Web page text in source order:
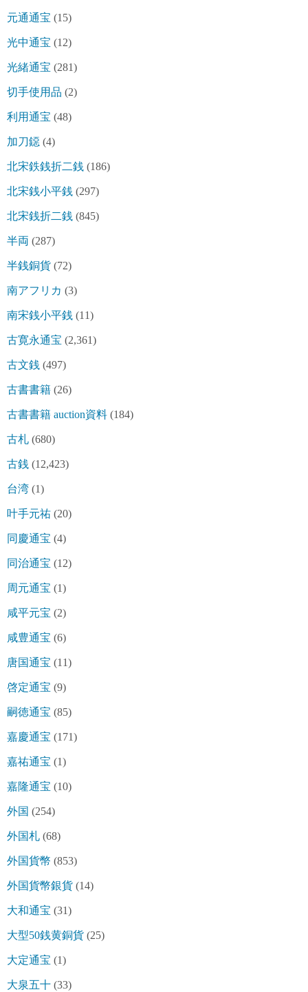
元通通宝 (15)
光中通宝 (12)
光緒通宝 (281)
切手使用品 (2)
利用通宝 (48)
加刀鐚 (4)
北宋鉄銭折二銭 (186)
北宋銭小平銭 (297)
北宋銭折二銭 (845)
半両 (287)
半銭銅貨 (72)
南アフリカ (3)
南宋銭小平銭 (11)
古寛永通宝 (2,361)
古文銭 (497)
古書書籍 (26)
古書書籍 auction資料 (184)
古札 (680)
古銭 (12,423)
台湾 (1)
叶手元祐 (20)
同慶通宝 (4)
同治通宝 (12)
周元通宝 (1)
咸平元宝 (2)
咸豊通宝 (6)
唐国通宝 (11)
啓定通宝 (9)
嗣徳通宝 (85)
嘉慶通宝 (171)
嘉祐通宝 (1)
嘉隆通宝 (10)
外国 (254)
外国札 (68)
外国貨幣 (853)
外国貨幣銀貨 (14)
大和通宝 (31)
大型50銭黄銅貨 (25)
大定通宝 (1)
大泉五十 (33)